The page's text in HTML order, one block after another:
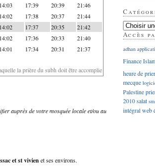
14:03 17:39 20:39 21:46
14:02 17:38 20:37 21:44
14:02 17:37 20:35 21:42
14:02 17:36 20:33 21:40
14:01 17:34 20:31 21:37
la prière du subh doit être accomplie
auprès de votre mosquée locale et/ou au
et st vivienet ses environs.
Accès
adhan
Finance
heure de
mecque
Palestine
2010salat
intégralweb